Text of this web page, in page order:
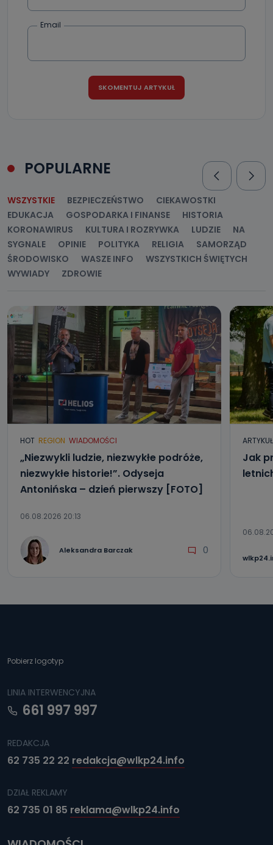
Jak skontaktować się z inspektorem
danych osobowych?
Email
POPULARNE
WSZYSTKIE BEZPIECZEŃSTWO
CIEKAWOSTKI
EDUKACJA
GOSPODARKA I FINANSE
HISTORIA
KORONAWIRUS
KULTURA I ROZRYWKA LUDZIE
NA
SYGNALE
OPINIE POLITYKA RELIGIA
SAMORZĄD
ŚRODOWISKO
WASZE INFO
WSZYSTKICH ŚWIĘTYCH
WYWIADY
ZDROWIE
HOT REGION WIADOMOŚCI
„Niezwykli ludzie, niezwykłe podróże,
niezwykłe historie!”. Odyseja
Antonińska – dzień pierwszy [FOTO]
06.08.2026 20:13
Aleksandra Barczak 0
Jak
Pobierz logotyp
LINIA INTERWENCYJNA
661 997 997
REDAKCJA
62 735 22 22 redakcja@wlkp24.info
DZIAŁ REKLAMY
62 735 01 85 reklama@wlkp24.info